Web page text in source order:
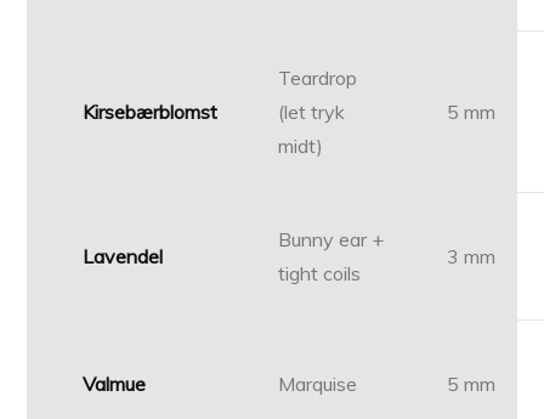
Kirsebærblomst
Teardrop
(let tryk
midt)
5 mm
Lavendel
Bunny ear +
tight coils
3 mm
Valmue Marquise 5 mm